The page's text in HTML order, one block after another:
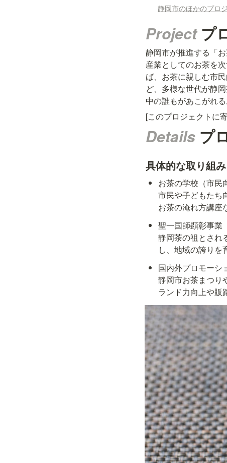
静岡市のほかのプロ
Project プ
静岡市が推進する「
産業としてのお茶を
ば、お茶に親しむ市
ど、多様な世代が静
中の誰もがあこがれ
[このプロジェクトに
Details プ
具体的な取り組み
お茶の学校（市民
市民や子どもたち
お茶の淹れ方講座
聖一国師顕彰事業
静岡茶の祖とされ
し、地域の誇りを
国内外プロモーシ
静岡市お茶まつり
ランド力向上や販